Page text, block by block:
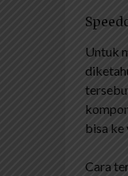
Untuk
bisa ke
Cara